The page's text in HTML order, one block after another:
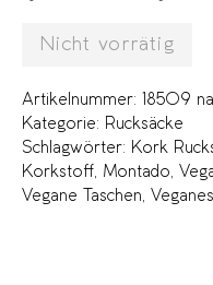
Nicht vorrätig
Artikelnummer:
18509
Kategorie: Rucksäcke
Schlagwörter: Kork
Korkstoff, Montado,
Vegane Taschen,